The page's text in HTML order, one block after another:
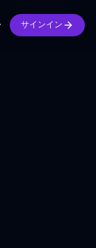
サインイン